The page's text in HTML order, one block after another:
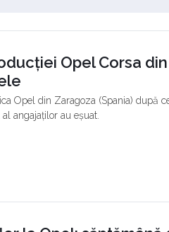
Opel Corsa din
Opel din Zaragoza (Spania) după
angajaților au eșuat.